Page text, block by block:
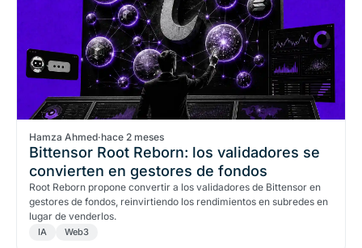
Hamza Ahmed·hace 2 meses
Bittensor Root Reborn: los validadores se
convierten en gestores de fondos
Root Reborn propone convertir a los validadores de Bittensor en
gestores de fondos, reinvirtiendo los rendimientos en subredes en
lugar de venderlos.
IA Web3